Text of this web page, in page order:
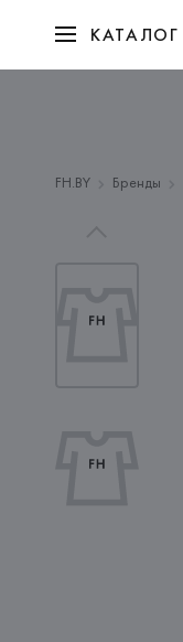
КАТАЛОГ
FH.BY Бренды